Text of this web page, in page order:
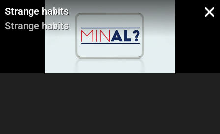
Strange habits
Strange habits